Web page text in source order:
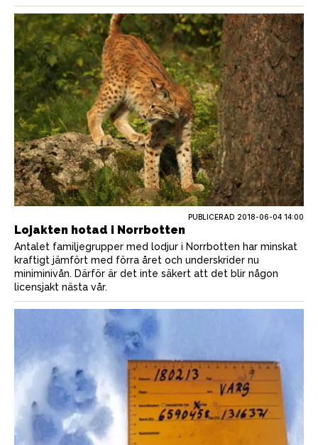
PUBLICERAD 2018-06-04 14:00
Lojakten hotad i Norrbotten
Antalet familjegrupper med lodjur i Norrbotten har minskat
kraftigt jämfört med förra året och underskrider nu
miniminivån. Därför är det inte säkert att det blir någon
licensjakt nästa vår.